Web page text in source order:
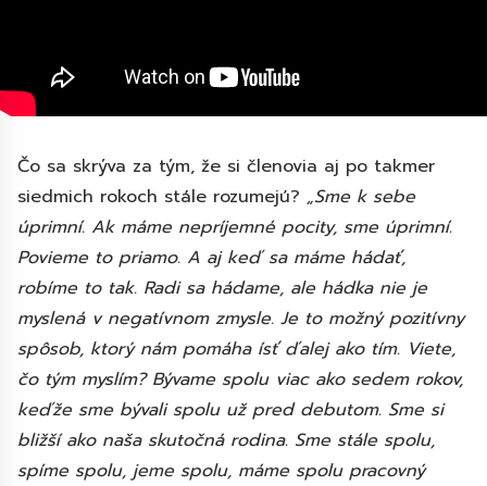
Čo sa skrýva za tým, že si členovia aj po takmer
siedmich rokoch stále rozumejú? „Sme k sebe
úprimní. Ak máme nepríjemné pocity, sme úprimní.
Povieme to priamo. A aj keď sa máme hádať,
robíme to tak. Radi sa hádame, ale hádka nie je
myslená v negatívnom zmysle. Je to možný pozitívny
spôsob, ktorý nám pomáha ísť ďalej ako tím. Viete,
čo tým myslím? Bývame spolu viac ako sedem rokov,
keďže sme bývali spolu už pred debutom. Sme si
bližší ako naša skutočná rodina. Sme stále spolu,
spíme spolu, jeme spolu, máme spolu pracovný